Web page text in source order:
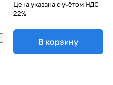
Цена указана с учётом НДС
22%
В корзину